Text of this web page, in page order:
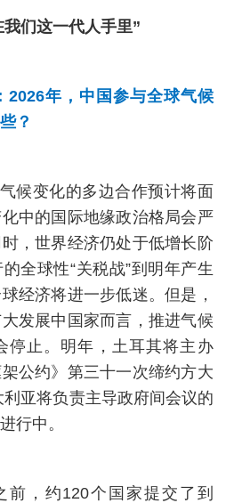
们这一代人手里”
2026年，中国参与全球气候
？
候变化的多边合作预计将面
中的国际地缘政治格局会严
，世界经济仍处于低增长阶
全球性“关税战”到明年产生
经济将进一步低迷。但是，
发展中国家而言，推进气候
停止。明年，土耳其将主办
架公约》第三十一次缔约方大
亚将负责主导政府间会议的
行中。
前，约120个国家提交了到